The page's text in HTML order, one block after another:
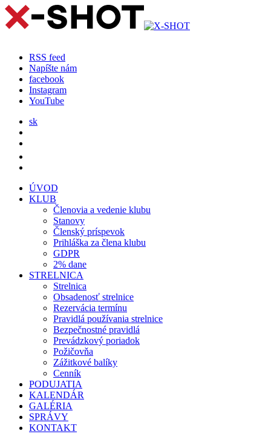
RSS feed
Napíšte nám
facebook
Instagram
YouTube
sk
ÚVOD
KLUB
Členovia a vedenie klubu
Stanovy
Členský príspevok
Prihláška za člena klubu
GDPR
2% dane
STRELNICA
Strelnica
Obsadenosť strelnice
Rezervácia termínu
Pravidlá používania strelnice
Bezpečnostné pravidlá
Prevádzkový poriadok
Požičovňa
Zážitkové balíky
Cenník
PODUJATIA
KALENDÁR
GALÉRIA
SPRÁVY
KONTAKT